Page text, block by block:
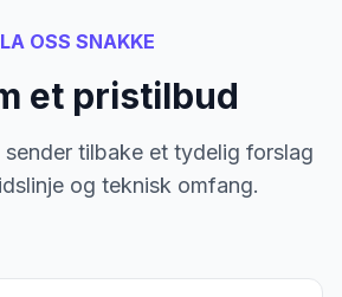
LA OSS SNAKKE
et pristilbud
sender tilbake et tydelig forslag
og teknisk omfang.